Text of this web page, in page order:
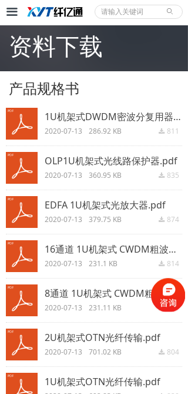
ꄙ
끀
首页
产品中心
合作案例
技术支持
价格/方案
关于我们
产品规格书
资料下载
1U机架式DWDM密波分复用器.pdf
끂 811
2020-07-13 286.92 KB
OLP1U机架式光线路保护器.pdf
끂 835
2020-07-13 360.95 KB
EDFA 1U机架式光放大器.pdf
끂 874
2020-07-13 379.75 KB
16通道 1U机架式 CWDM粗波分.pdf
끂 814
2020-07-13 231.1 KB
8通道 1U机架式 CWDM粗波分.pdf
끂 821
2020-07-13 231.11 KB
2U机架式OTN光纤传输.pdf
끂 804
2020-07-13 701.02 KB
1U机架式OTN光纤传输.pdf